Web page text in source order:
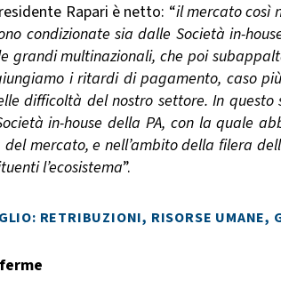
Rapari è netto: “il mercato così
condizionate sia dalle Società in-
grandi multinazionali, che poi
i ritardi di pagamento, caso
difficoltà del nostro settore. In questo
in-house della PA, con la quale
mercato, e nell’ambito della filera
l’ecosistema”.
RETRIBUZIONI, RISORSE UMANE,